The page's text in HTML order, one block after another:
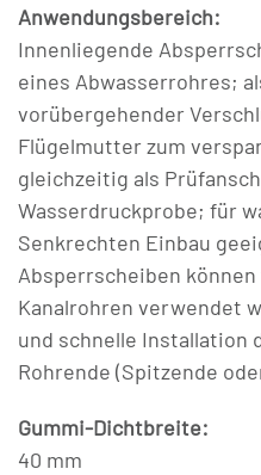
Anwendungsbereich:
Innenliegende
eines Abwasserrohres;
vorübergehender
Flügelmutter zum
gleichzeitig als
Wasserdruckprobe; für
Senkrechten Einbau
Absperrscheiben
Kanalrohren verwendet
und schnelle Installation
Rohrende (Spitzende
Gummi-Dichtbreite:
40 mm